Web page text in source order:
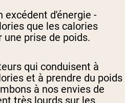
excédent d'énergie -
que les calories
prise de poids.
qui conduisent à
et à prendre du poids
à nos envies de
très lourds sur les